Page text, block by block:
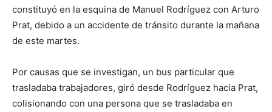
constituyó en la esquina de Manuel Rodríguez con Arturo
Prat, debido a un accidente de tránsito durante la mañana
de este martes.
Por causas que se investigan, un bus particular que
trasladaba trabajadores, giró desde Rodríguez hacia Prat,
colisionando con una persona que se trasladaba en